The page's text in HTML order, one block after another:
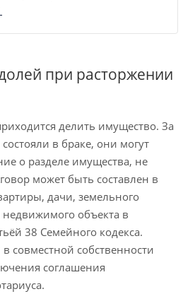
при расторжении
делить имущество. За
в браке, они могут
о разделе имущества, не
может быть составлен в
дачи, земельного
недвижимого объекта в
38 Семейного кодекса.
совместной собственности
соглашения